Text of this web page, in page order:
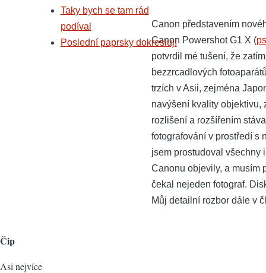
Canon představením
Canon Powershot G1 X (
potvrdil mé tušení, že
bezzrcadlových
trzích v Asii, zejména
navýšení kvality objektivu,
rozlišení a rozšířením
fotografování v prostředí s
jsem prostudoval všechny
Canonu objevily, a musím
čekal nejeden fotograf.
Můj detailní rozbor dále v
Čip
Asi nejvíce
Taky bych se tam rád
podíval
Poslední paprsky dokreslují